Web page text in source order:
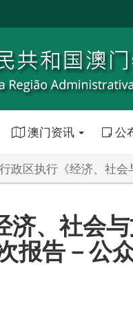
澳门资讯 公
政区执行《经济、社
济、社会
报告－公